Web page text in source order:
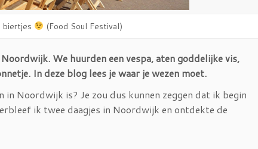
biertjes (Food Soul Festival)
We huurden een vespa, aten goddelijke vis,
In deze blog lees je waar je wezen moet.
Noordwijk is? Je zou dus kunnen zeggen dat ik begin
ik twee daagjes in Noordwijk en ontdekte de